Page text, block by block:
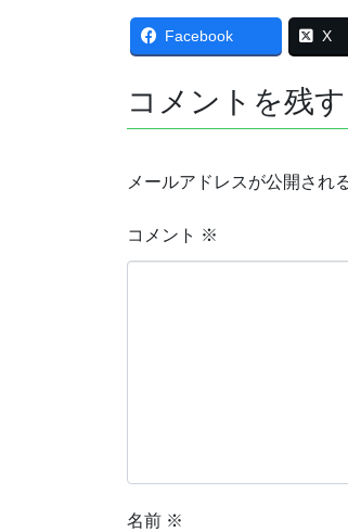
Facebook X
コメントを残す
メールアドレスが公開され
コメント ※
名前 ※